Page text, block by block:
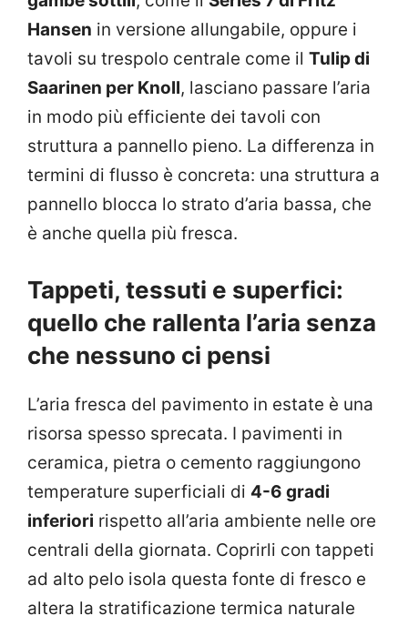
Hansen in versione allungabile, oppure i
tavoli su trespolo centrale come il Tulip di
Saarinen per Knoll, lasciano passare l’aria
in modo più efficiente dei tavoli con
struttura a pannello pieno. La differenza in
termini di flusso è concreta: una struttura a
pannello blocca lo strato d’aria bassa, che
è anche quella più fresca.
Tappeti, tessuti e superfici:
quello che rallenta l’aria senza
che nessuno ci pensi
L’aria fresca del pavimento in estate è una
risorsa spesso sprecata. I pavimenti in
ceramica, pietra o cemento raggiungono
temperature superficiali di 4-6 gradi
inferiori rispetto all’aria ambiente nelle ore
centrali della giornata. Coprirli con tappeti
ad alto pelo isola questa fonte di fresco e
altera la stratificazione termica naturale